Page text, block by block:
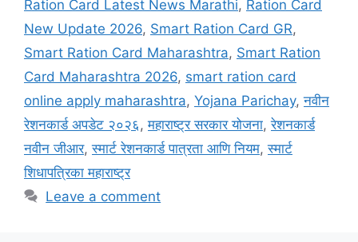
Ration Card Latest News Marathi, Ration Card
New Update 2026, Smart Ration Card GR,
Smart Ration Card Maharashtra, Smart Ration
Card Maharashtra 2026, smart ration card
online apply maharashtra, Yojana Parichay,नवीन
रेशनकार्ड अपडेट २०२६,महाराष्ट्र सरकार योजना,रेशनकार्ड
नवीन जीआर,स्मार्ट रेशनकार्ड पात्रता आणि नियम,स्मार्ट
शिधापत्रिका महाराष्ट्र
Leave a comment